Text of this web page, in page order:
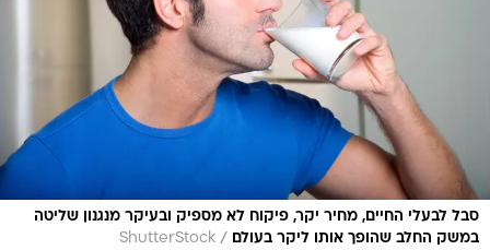
סבל לבעלי החיים, מחיר יקר, פיקוח לא מספיק ובעיקר מנגנון שליטה
במשק החלב שהופך אותו ליקר בעולם
/
ShutterStock